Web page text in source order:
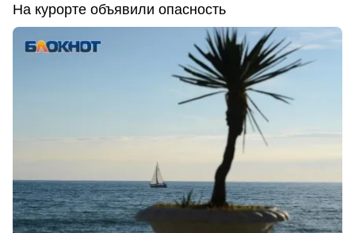
На курорте объявили опасность